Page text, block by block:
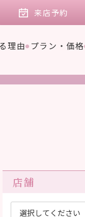
理由 プラン・価格
来店予約
店舗